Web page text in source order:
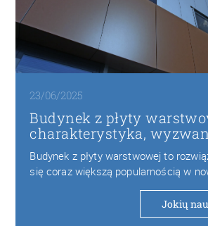
23/06/2025
Budynek z płyty
charakterystyka,
Budynek z płyty warstwowej to
się coraz większą popularnością w
Jokių